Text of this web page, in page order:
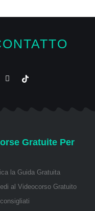
Gratuite Per
la Guida Gratuita
al Videocorso Gratuito